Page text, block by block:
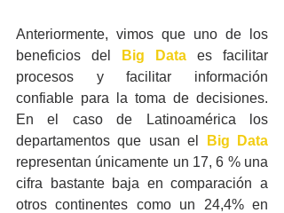
Anteriormente, vimos que uno de los
beneficios del
Big Data es facilitar
procesos y facilitar información
confiable para la toma de decisiones.
En el caso de Latinoamérica los
departamentos que usan el
Big Data
representan únicamente un 17, 6 % una
cifra bastante baja en comparación a
otros continentes como un 24,4% en